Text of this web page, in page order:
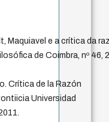
Maquiavel e a crítica da
de Coimbra, nº 46,
Crítica de la Razón
Universidad